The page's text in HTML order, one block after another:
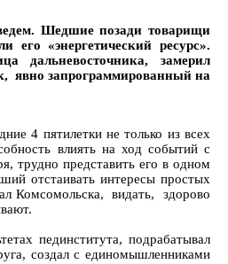
Шедшие позади товарищи
«энергетический ресурс».
дальневосточника, замерил
явно запрограммированный на
4 пятилетки не только из всех
влиять на ход событий с
трудно представить его в одном
отстаивать интересы простых
Комсомольска, видать, здорово
пединститута, подрабатывал
создал с единомышленниками